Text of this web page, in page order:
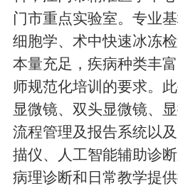
门市重点实验室。专业
细胞学、术中快速冰冻
本量充足，疾病种类丰
师规范化培训的要求。
显微镜、双头显微镜、
流程管理及报告系统以
描仪、人工智能辅助诊
病理诊断和日常教学提